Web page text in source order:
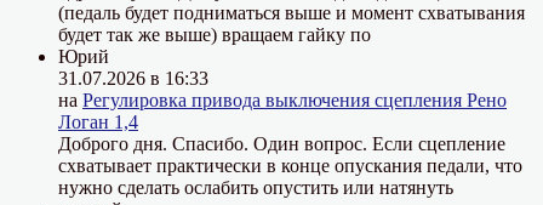
(педаль будет подниматься выше и момент схватывания
будет так же выше) вращаем гайку по
Юрий
31.07.2026 в 16:33
на Регулировка привода выключения сцепления Рено
Логан 1,4
Доброго дня. Спасибо. Один вопрос. Если сцепление
схватывает практически в конце опускания педали, что
нужно сделать ослабить опустить или натянуть